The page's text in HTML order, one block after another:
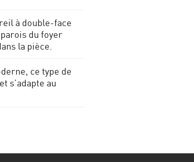
à double-face
du foyer
la pièce.
ce type de
s’adapte au